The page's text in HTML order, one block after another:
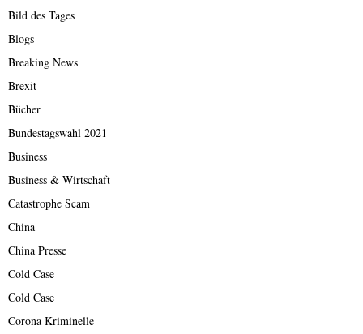
Bild des Tages
Blogs
Breaking News
Brexit
Bücher
Bundestagswahl 2021
Business
Business & Wirtschaft
Catastrophe Scam
China
China Presse
Cold Case
Cold Case
Corona Kriminelle